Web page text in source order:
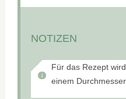
NOTIZEN
Für das Rezept
einem